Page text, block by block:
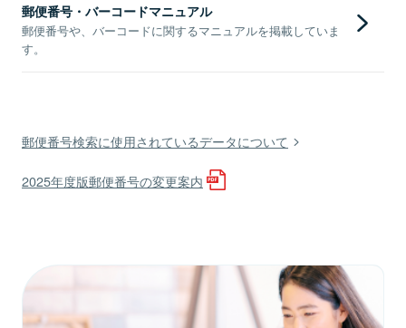
郵便番号・バーコードマニュアル
郵便番号や、バーコードに関するマニュアルを掲載していま
す。
郵便番号検索に使用されているデータについて
2025年度版郵便番号の変更案内